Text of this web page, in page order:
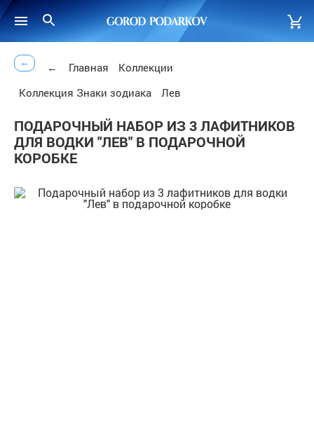
← ← Главная
Коллекции
Коллекция Знаки зодиака
Лев
ПОДАРОЧНЫЙ НАБОР ИЗ 3 ЛАФИТНИКОВ
ДЛЯ ВОДКИ "ЛЕВ" В ПОДАРОЧНОЙ
КОРОБКЕ